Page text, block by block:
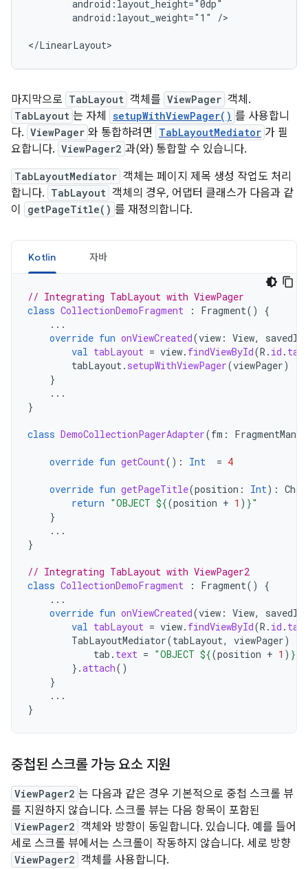
android:layout_weight="1"
/>
마지막으로 TabLayout 객체를 ViewPager 객체.
TabLayout 는 자체 setupWithViewPager() 를 사용합니
다. ViewPager 와 통합하려면 TabLayoutMediator 가 필
요합니다. ViewPager2 과(와) 통합할 수 있습니다.
TabLayoutMediator 객체는 페이지 제목 생성 작업도 처리
합니다. TabLayout 객체의 경우, 어댑터 클래스가 다음과 같
이
getPageTitle() 를 재정의합니다.
Kotlin 자바
// Integrating TabLayout with ViewPager
class CollectionDemoFragment : Fragment()
{
...
override fun onViewCreated(view : View,
val tabLayout = view. findViewById(R . id .
tabLayout. setupWithViewPager(viewPager)
}
...
}
class DemoCollectionPagerAdapter(fm :
override fun getCount(): Int = 4
override fun getPageTitle(position : Int):
return "OBJECT ${(position + 1 ) }"
}
...
}
// Integrating TabLayout with ViewPager2
class CollectionDemoFragment : Fragment()
{
...
override fun onViewCreated(view : View,
val tabLayout = view. findViewById(R . id .
TabLayoutMediator(tabLayout, viewPager)
tab . text = "OBJECT ${(position + 1 ) }
}.attach()
}
...
}
중첩된 스크롤 가능 요소 지원
ViewPager2 는 다음과 같은 경우 기본적으로 중첩 스크롤 뷰
를 지원하지 않습니다. 스크롤 뷰는 다음 항목이 포함된
ViewPager2 객체와 방향이 동일합니다. 있습니다. 예를 들어
세로 스크롤 뷰에서는 스크롤이 작동하지 않습니다. 세로 방향
ViewPager2 객체를 사용합니다.